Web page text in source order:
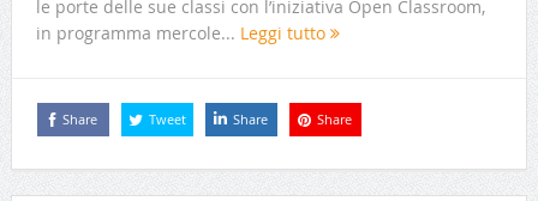
le porte delle sue classi con l’iniziativa Open Classroom,
in programma mercole... Leggi tutto
Share Tweet Share Share